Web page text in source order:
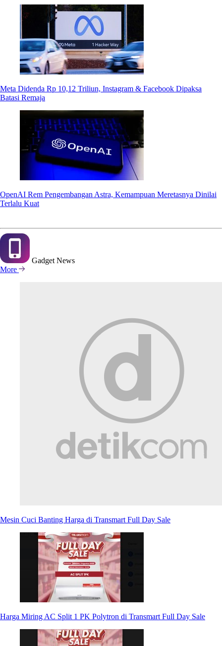
Meta Didenda Rp 10,12 Triliun, Instagram & Facebook Dipaksa
Batasi Remaja
OpenAI Rem Pengembangan Astra, Kemampuan Meretasnya Dinilai
Terlalu Kuat
Gadget News
More
Mesin Cuci Banting Harga di Transmart Full Day Sale
Harga Miring AC Split 1 PK Polytron di Transmart Full Day Sale